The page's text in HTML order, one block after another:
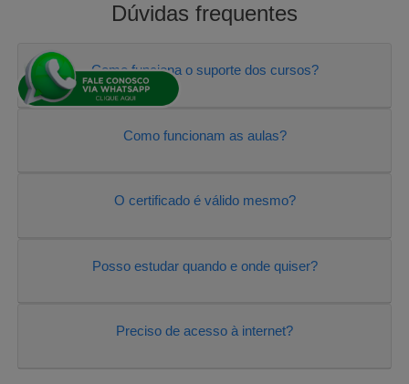
Dúvidas frequentes
Como funciona o suporte dos cursos?
Como funcionam as aulas?
O certificado é válido mesmo?
Posso estudar quando e onde quiser?
Preciso de acesso à internet?